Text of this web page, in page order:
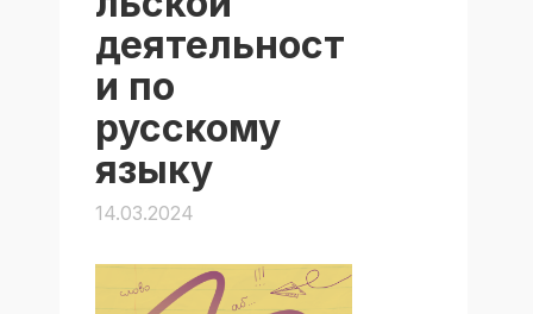
деятельност
и по
русскому
языку
14.03.2024